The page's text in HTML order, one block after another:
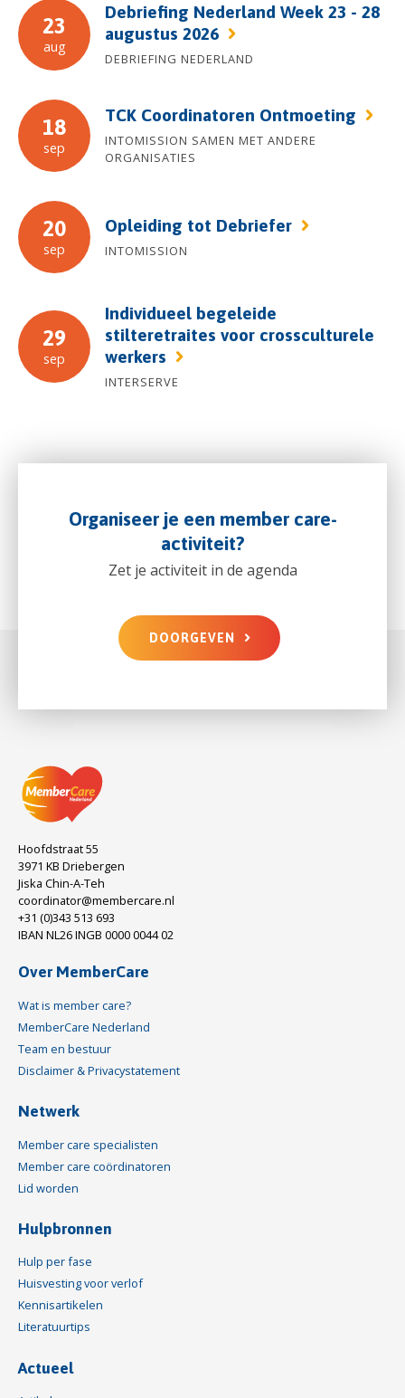
23
aug
Debriefing Nederland Week 23 - 28
augustus 2026
DEBRIEFING NEDERLAND
18
sep
TCK Coordinatoren Ontmoeting
INTOMISSION SAMEN MET ANDERE
ORGANISATIES
20
sep
Opleiding tot Debriefer
INTOMISSION
29
sep
Individueel begeleide
stilteretraites voor crossculturele
werkers
INTERSERVE
Organiseer je een member care-
activiteit?
Zet je activiteit in de agenda
DOORGEVEN
Hoofdstraat 55
3971 KB Driebergen
Jiska Chin-A-Teh
coordinator@membercare.nl
+31 (0)343 513 693
IBAN NL26 INGB 0000 0044 02
Over MemberCare
Wat is member care?
MemberCare Nederland
Team en bestuur
Disclaimer & Privacystatement
Netwerk
Member care specialisten
Member care coördinatoren
Lid worden
Hulpbronnen
Hulp per fase
Huisvesting voor verlof
Kennisartikelen
Literatuurtips
Actueel